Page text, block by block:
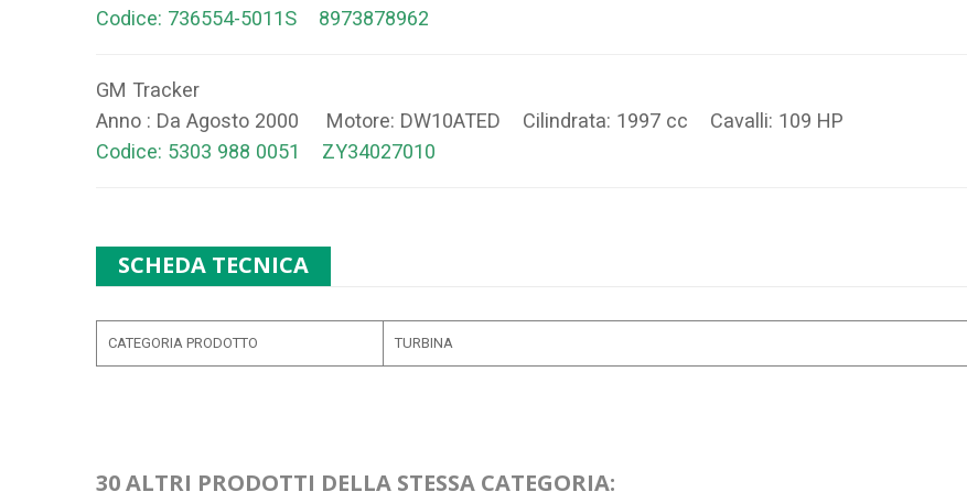
Codice: 736554-5011S 8973878962
GM Tracker
Anno : Da Agosto 2000 Motore: DW10ATED Cilindrata: 1997 cc Cavalli: 109 HP
Codice: 5303 988 0051 ZY34027010
SCHEDA TECNICA
CATEGORIA PRODOTTO TURBINA
30 ALTRI PRODOTTI DELLA STESSA CATEGORIA: